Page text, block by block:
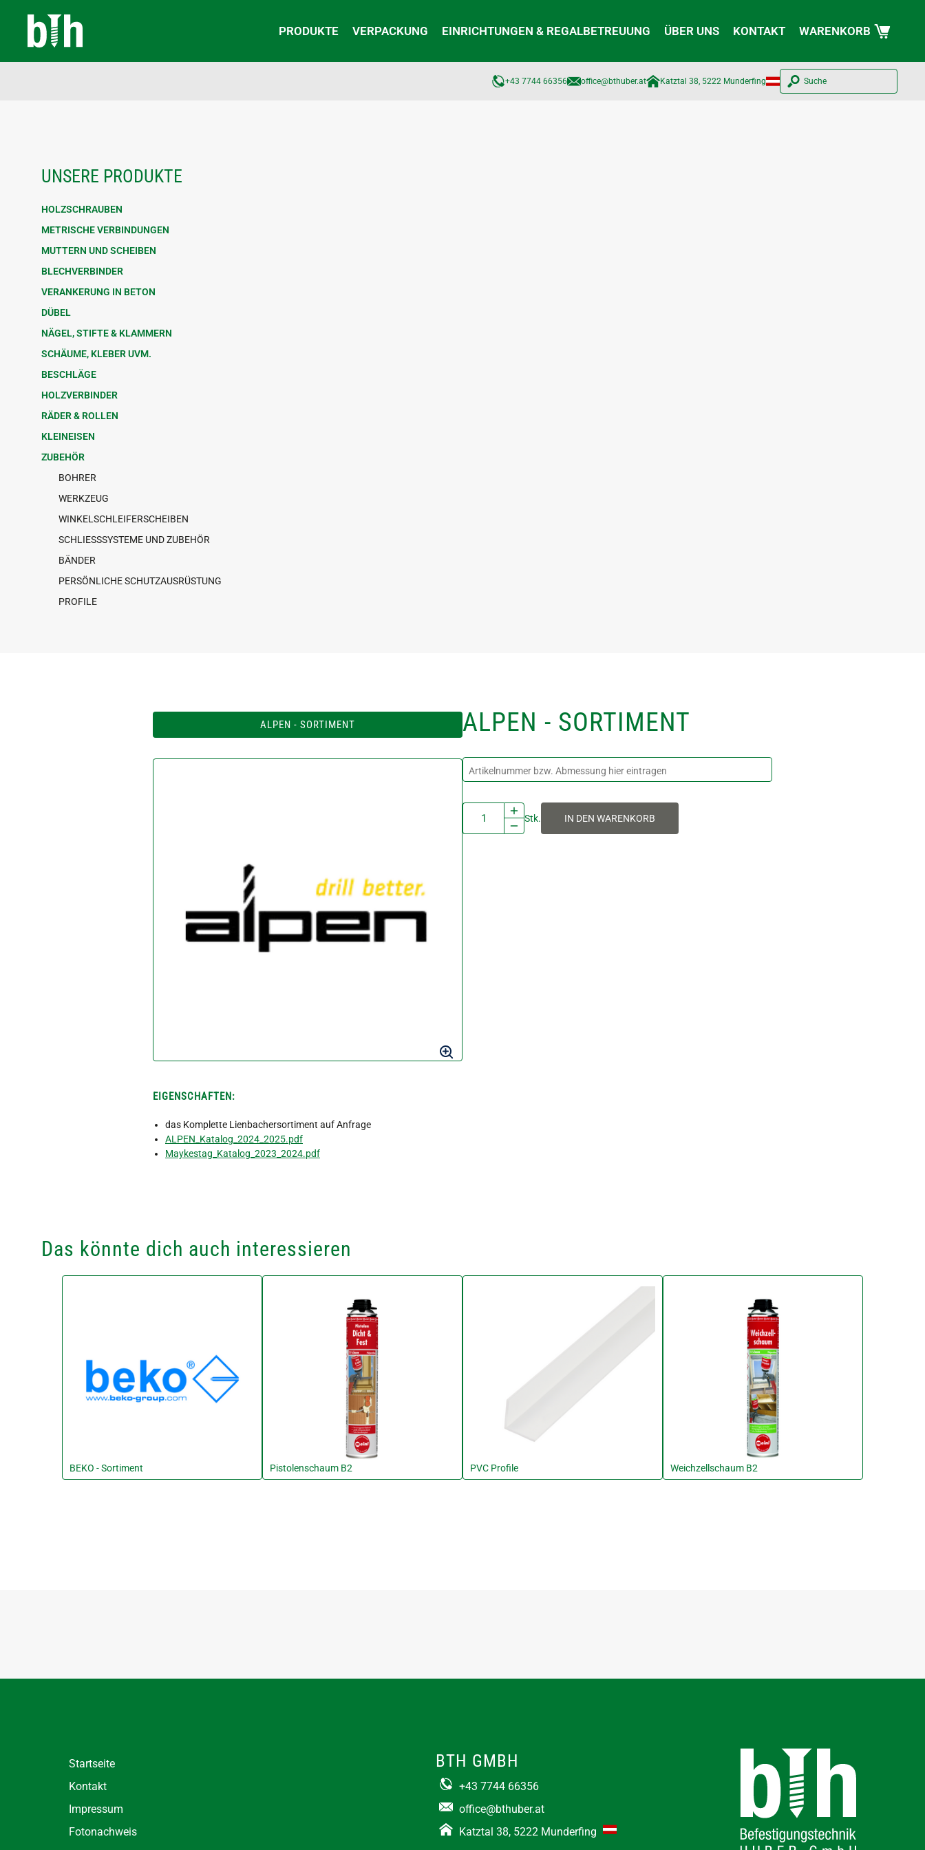
PRODUKTE VERPACKUNG EINRICHTUNGEN & REGALBETREUUNG ÜBER UNS KONTAKT WARENKORB
+43 7744 66356 office@bthuber.at​ Katztal 38, 5222 Munderfing Suche
UNSERE PRODUKTE
HOLZSCHRAUBEN
METRISCHE VERBINDUNGEN
MUTTERN UND SCHEIBEN
BLECHVERBINDER
VERANKERUNG IN BETON
DÜBEL
NÄGEL, STIFTE & KLAMMERN
SCHÄUME, KLEBER UVM.
BESCHLÄGE
HOLZVERBINDER
RÄDER & ROLLEN
KLEINEISEN
ZUBEHÖR
BOHRER
WERKZEUG
WINKELSCHLEIFERSCHEIBEN
SCHLIESSSYSTEME UND ZUBEHÖR
BÄNDER
PERSÖNLICHE SCHUTZAUSRÜSTUNG
PROFILE
ALPEN - SORTIMENT
EIGENSCHAFTEN:
das Komplette Lienbachersortiment auf Anfrage
ALPEN_Katalog_2024_2025.pdf
Maykestag_Katalog_2023_2024.pdf
ALPEN - SORTIMENT
Stk. IN DEN WARENKORB
Das könnte dich auch interessieren
BEKO - Sortiment Pistolenschaum B2 PVC Profile Weichzellschaum B2
Startseite
Kontakt
Impressum
Fotonachweis
BTH GMBH
+43 7744 66356
office@bthuber.at​
Katztal 38, 5222 Munderfing